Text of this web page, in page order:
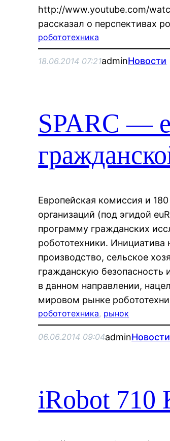
http://www.youtube.com/
рассказал о перспективах
робототехника
18.06.2014 07:21adminНовости
SPARC —
Европейская комиссия и
организаций (под эгидой
программу гражданских
робототехники. Инициатива
производство, сельское
гражданскую безопасность
в данном направлении,
мировом рынке
робототехника, рынок
06.06.2014 09:04adminНовости
iRobot